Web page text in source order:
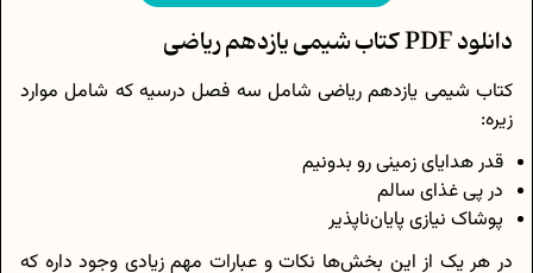
دانلود PDF کتاب شیمی یازدهم ریاضی
کتاب شیمی یازدهم ریاضی شامل سه فصل درسیه که شامل موارد
زیره:
قدر هدایای زمینی رو بدونیم
در پی غذای سالم
پوشاک نیازی پایان‌ناپذیر
در هر یک از این بخش‎‌ها نکات و عبارات مهم زیادی وجود داره که